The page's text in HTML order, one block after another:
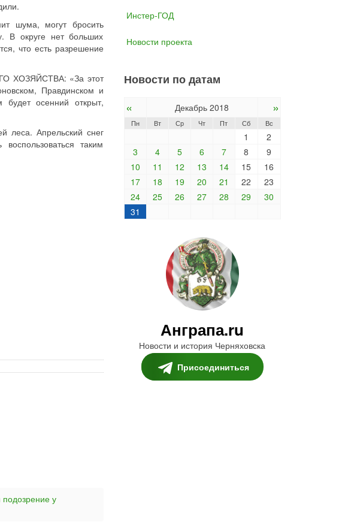
шума, могут бросить
В округе нет больших
что есть разрешение
ХОЗЯЙСТВА: «За этот
Правдинском и
осенний открыт,
леса. Апрельский снег
таким
у
Инстер-ГОД
Новости проекта
Новости по датам
« Декабрь 2018 »
Пн Вт Ср Чт Пт Сб Вс
1
2
3
4 5 6 7 8
9
10
11 12 13 14 15
16
17
18 19 20 21 22
23
24
25 26 27 28 29
30
31
Анграпа.ru
Новости и история Черняховска
Присоединиться